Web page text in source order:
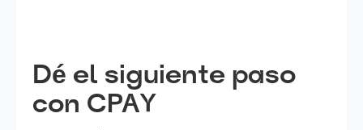
Dé el siguiente paso
con CPAY